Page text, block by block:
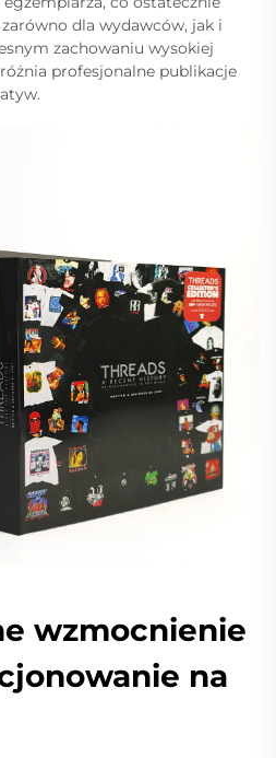
dla wydawców, jak i
zachowaniu wysokiej
profesjonalne publikacje
wzmocnienie
na